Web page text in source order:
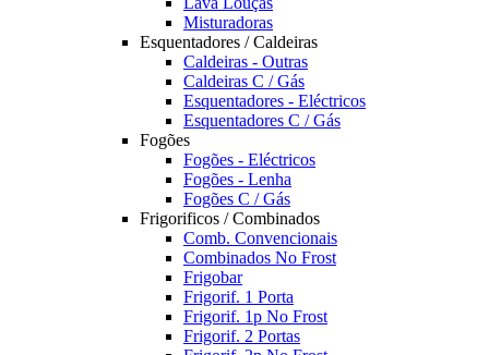
Misturadoras
Esquentadores / Caldeiras
Caldeiras - Outras
Caldeiras C / Gás
Esquentadores - Eléctricos
Esquentadores C / Gás
Fogões
Fogões - Eléctricos
Fogões - Lenha
Fogões C / Gás
Frigorificos / Combinados
Comb. Convencionais
Combinados No Frost
Frigobar
Frigorif. 1 Porta
Frigorif. 1p No Frost
Frigorif. 2 Portas